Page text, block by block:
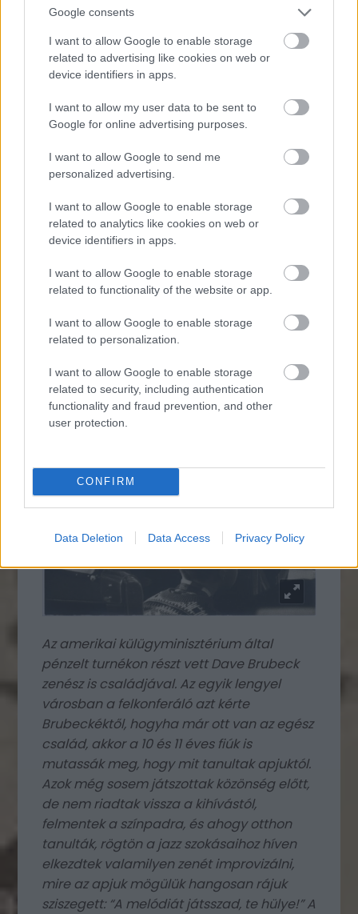
Google consents
I want to allow Google to enable storage
related to advertising like cookies on web or
device identifiers in apps.
I want to allow my user data to be sent to
Google for online advertising purposes.
I want to allow Google to send me
personalized advertising.
I want to allow Google to enable storage
related to analytics like cookies on web or
device identifiers in apps.
I want to allow Google to enable storage
related to functionality of the website or app.
I want to allow Google to enable storage
related to personalization.
I want to allow Google to enable storage
related to security, including authentication
functionality and fraud prevention, and other
user protection.
CONFIRM
Data Deletion Data Access Privacy Policy
később a tűrt kategóriába tartozott. 1956-
ban magyar jazz-zenészek az amerikai
nagykövetség segítségével felvettek pár
számot, amit sikerült kicsempészniük
Nyugatra. Így volt lehetséges, hogy 1956.
november 23-án a Voice of America
rádióban magyar zenészek számait
Gábor, akinekSztálinváros bluescímű
számát is leadták az amerikai rádióban
Az amerikai külügyminisztérium által
pénzelt turnékon részt vett Dave Brubeck
zenész is családjával. Az egyik lengyel
városban a felkonferáló azt kérte
Brubeckéktől, hogyha már ott van az egész
család, akkor a 10 és 11 éves fiúk is
mutassák meg, hogy mit tanultak apjuktól.
Azok még sosem játszottak közönség előtt,
de nem riadtak vissza a kihívástól,
felmentek a színpadra, és ahogy otthon
tanulták, rögtön a jazz szokásaihoz híven
elkezdtek valamilyen zenét improvizálni,
mire az apjuk mögülük hangosan rájuk
sziszegett: “A melódiát játsszad, te hülye!” A